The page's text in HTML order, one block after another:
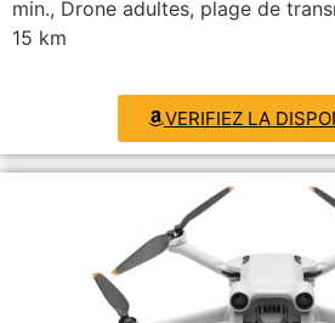
min., Drone adultes, plage de
15 km
VERIFIEZ LA